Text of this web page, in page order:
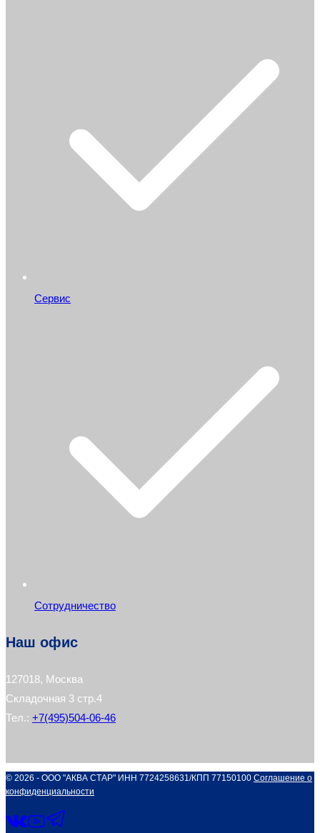
Сервис
Сотрудничество
Наш офис
127018, Москва
Складочная 3 стр.4
Тел.: +7(495)504-06-46
© 2026 - ООО "АКВА СТАР" ИНН 7724258631/КПП 77150100 Соглашение о
конфиденциальности